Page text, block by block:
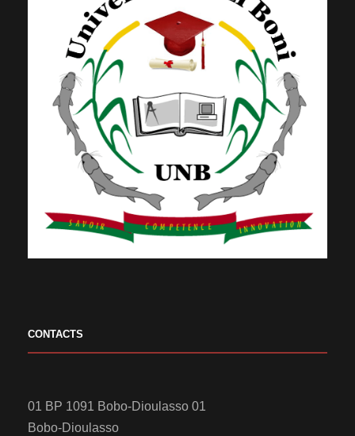
CONTACTS
01 BP 1091 Bobo-Dioulasso 01
Bobo-Dioulasso